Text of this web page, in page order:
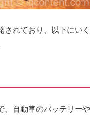
れており、以下にいく
、自動車のバッテリーや